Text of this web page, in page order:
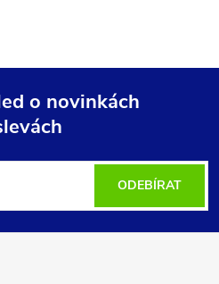
o novinkách
ODEBÍRAT